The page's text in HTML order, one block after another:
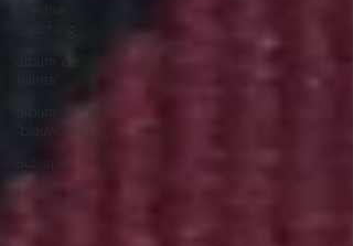
creative
coaching
'blauwdruk'
autisme
kindvrij zijn